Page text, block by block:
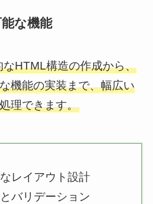
な機能
HTML構造の作成から、
機能の実装まで、幅広い
理できます。
レイアウト設計
バリデーション